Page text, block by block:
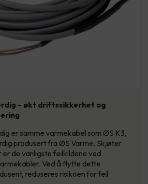
– økt driftssikkerhet og
er samme varmekabel som ØS K3,
produsert fra ØS Varme. Skjøter
er de vanligste feilkildene ved
Ved å flytte dette
reduseres risikoen for feil